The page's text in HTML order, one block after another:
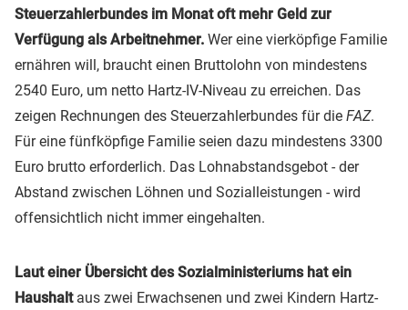
Steuerzahlerbundes im Monat oft mehr Geld zur
Verfügung als Arbeitnehmer. Wer eine vierköpfige Familie
ernähren will, braucht einen Bruttolohn von mindestens
2540 Euro, um netto Hartz-IV-Niveau zu erreichen. Das
zeigen Rechnungen des Steuerzahlerbundes für die FAZ.
Für eine fünfköpfige Familie seien dazu mindestens 3300
Euro brutto erforderlich. Das Lohnabstandsgebot - der
Abstand zwischen Löhnen und Sozialleistungen - wird
offensichtlich nicht immer eingehalten.
Laut einer Übersicht des Sozialministeriums hat ein
Haushaltaus zwei Erwachsenen und zwei Kindern Hartz-